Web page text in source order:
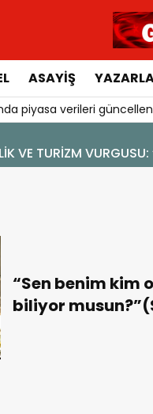
ASAYIŞ
piyasa verileri
YENİ
“Sen benim kim
biliyor